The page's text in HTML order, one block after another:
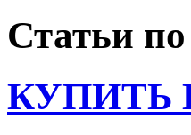
Статьи
КУПИТЬ